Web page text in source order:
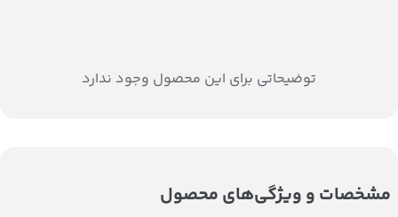
توضیحاتی برای این محصول وجود ندارد
مشخصات و ویژگی‌های محصول